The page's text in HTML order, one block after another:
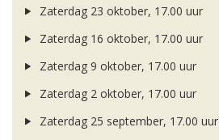
Zaterdag 23 oktober, 17.00 uur
Zaterdag 16 oktober, 17.00 uur
Zaterdag 9 oktober, 17.00 uur
Zaterdag 2 oktober, 17.00 uur
Zaterdag 25 september, 17.00 uur